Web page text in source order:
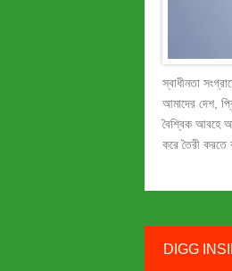
স্বাধীনতা
আমাদের দেশ,
বৈশ্বিক আবহে
করে তৈরী করতে
DIGG